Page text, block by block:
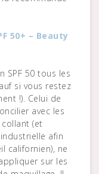
50+ – Beauty
SPF 50 tous les
si vous restez
!). Celui de
avec les
(et
afin
californien), ne
sur les